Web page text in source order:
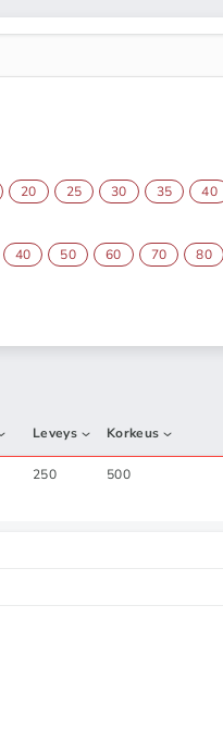
20 25 30 35 40
40 50 60 70 80
Leveys Korkeus
250 500